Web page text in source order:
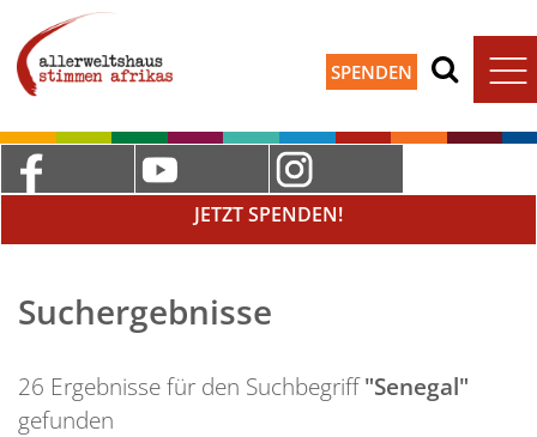
SPENDEN
JETZT SPENDEN!
Suchergebnisse
26 Ergebnisse für den Suchbegriff"Senegal"
gefunden